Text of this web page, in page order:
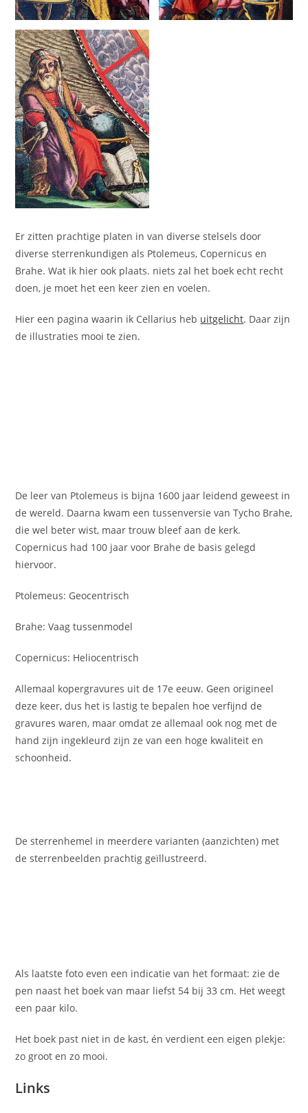
Er zitten prachtige platen in van diverse stelsels door
diverse sterrenkundigen als Ptolemeus, Copernicus en
Brahe. Wat ik hier ook plaats. niets zal het boek echt recht
doen, je moet het een keer zien en voelen.
Hier een pagina waarin ik Cellarius heb uitgelicht. Daar zijn
de illustraties mooi te zien.
De leer van Ptolemeus is bijna 1600 jaar leidend geweest in
de wereld. Daarna kwam een tussenversie van Tycho Brahe,
die wel beter wist, maar trouw bleef aan de kerk.
Copernicus had 100 jaar voor Brahe de basis gelegd
hiervoor.
Ptolemeus: Geocentrisch
Brahe: Vaag tussenmodel
Copernicus: Heliocentrisch
Allemaal kopergravures uit de 17e eeuw. Geen origineel
deze keer, dus het is lastig te bepalen hoe verfijnd de
gravures waren, maar omdat ze allemaal ook nog met de
hand zijn ingekleurd zijn ze van een hoge kwaliteit en
schoonheid.
De sterrenhemel in meerdere varianten (aanzichten) met
de sterrenbeelden prachtig geïllustreerd.
Als laatste foto even een indicatie van het formaat: zie de
pen naast het boek van maar liefst 54 bij 33 cm. Het weegt
een paar kilo.
Het boek past niet in de kast, én verdient een eigen plekje:
zo groot en zo mooi.
Links